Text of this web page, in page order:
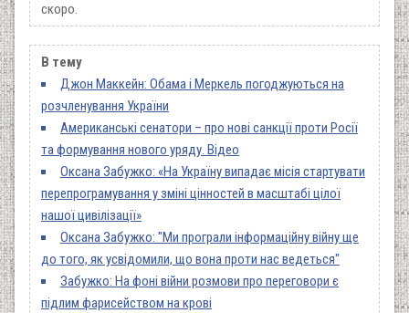
скоро.
В тему
Джон Маккейн: Обама і Меркель погоджуються на
розчленування України
Американські сенатори – про нові санкції проти Росії
та формування нового уряду. Відео
Оксана Забужко: «На Україну випадає місія стартувати
перепрограмування у зміні цінностей в масштабі цілої
нашої цивілізації»
Оксана Забужко: "Ми програли інформаційну війну ще
до того, як усвідомили, що вона проти нас ведеться"
Забужко: На фоні війни розмови про переговори є
підлим фарисейством на крові